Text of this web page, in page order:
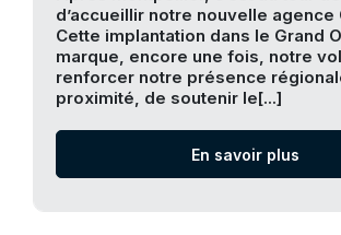
d’accueillir notre nouvelle agence
Cette implantation dans le Grand
marque, encore une fois, notre
renforcer notre présence
proximité, de soutenir le[...]
En savoir plus